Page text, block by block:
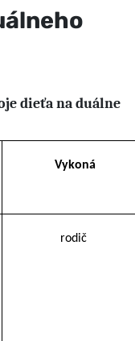
dieťa na duálne
Vykoná
rodič